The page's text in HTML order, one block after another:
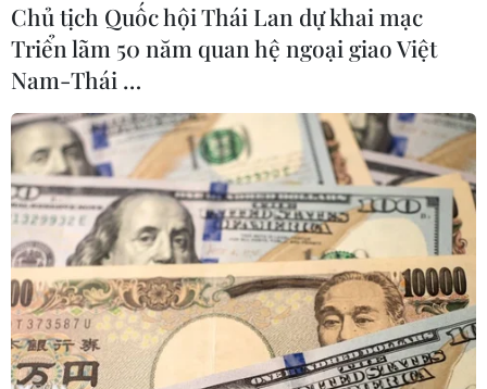
Chủ tịch Quốc hội Thái Lan dự khai mạc
Triển lãm 50 năm quan hệ ngoại giao Việt
Nam-Thái …